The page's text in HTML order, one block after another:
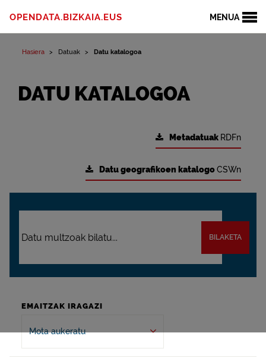
MENUA
OPENDATA.BIZKAIA.EUS
Hasiera Datuak Datu katalogoa
DATU KATALOGOA
Metadatuak RDFn
Datu geografikoen katalogoCSWn
BILAKETA
EMAITZAK IRAGAZI
Mota aukeratu